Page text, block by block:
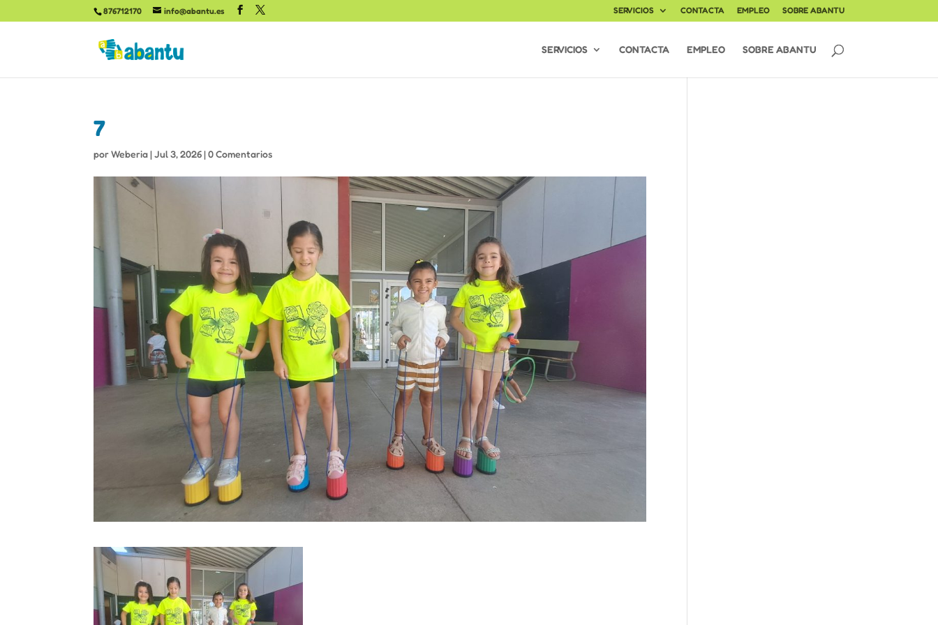
876712170 info@abantu.es SERVICIOS CONTACTA EMPLEO SOBRE ABANTU
SERVICIOS CONTACTA EMPLEO SOBRE ABANTU
7
porWeberia|Jul 3, 2026|0 Comentarios